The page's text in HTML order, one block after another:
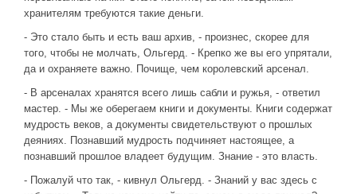
хранителям требуются такие деньги.
- Это стало быть и есть ваш архив, - произнес, скорее для
того, чтобы не молчать, Ольгерд. - Крепко же вы его упрятали,
да и охраняете важно. Почище, чем королевский арсенал.
- В арсеналах хранятся всего лишь сабли и ружья, - ответил
мастер. - Мы же оберегаем книги и документы. Книги содержат
мудрость веков, а документы свидетельствуют о прошлых
деяниях. Познавший мудрость подчиняет настоящее, а
познавший прошлое владеет будущим. Знание - это власть.
- Пожалуй что так, - кивнул Ольгерд. - Знаний у вас здесь с